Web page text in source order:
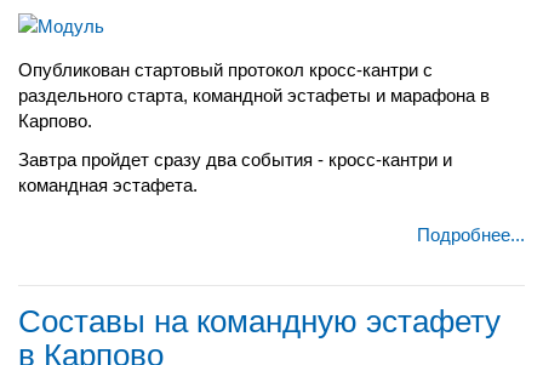
Опубликован стартовый протокол кросс-кантри с
раздельного старта, командной эстафеты и марафона в
Карпово.
Завтра пройдет сразу два события - кросс-кантри и
командная эстафета.
Подробнее...
Составы на командную эстафету
в Карпово